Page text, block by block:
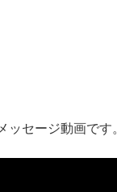
セージ動画です。